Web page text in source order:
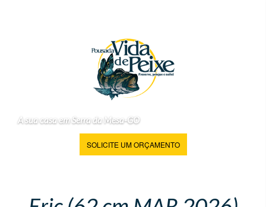
A sua casa em Serra da Mesa-GO
SOLICITE UM ORÇAMENTO